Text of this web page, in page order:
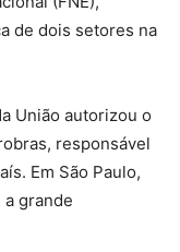
de dois setores na
União autorizou o
responsável
Em São Paulo,
grande